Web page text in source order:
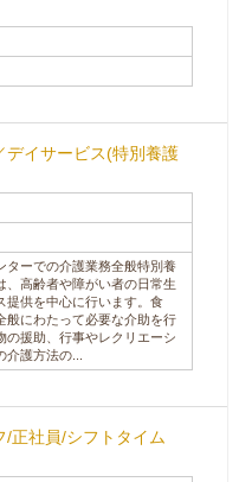
イサービス(特別養護
ーでの介護業務全般特別養
、高齢者や障がい者の日常生
提供を中心に行います。食
般にわたって必要な介助を行
の援助、行事やレクリエーシ
護方法の...
/正社員/シフトタイム